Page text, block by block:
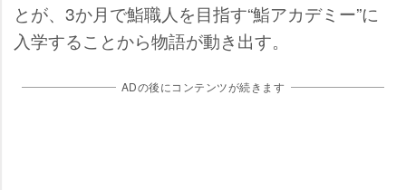
とが、3か月で鮨職人を目指す“鮨アカデミー”に
入学することから物語が動き出す。
ADの後にコンテンツが続きます